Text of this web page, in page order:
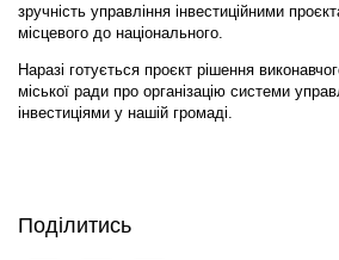
зручність управління інвестиційними
місцевого до національного.
Наразі готується проєкт рішення
міської ради про організацію системи
інвестиціями у нашій громаді.
Поділитись